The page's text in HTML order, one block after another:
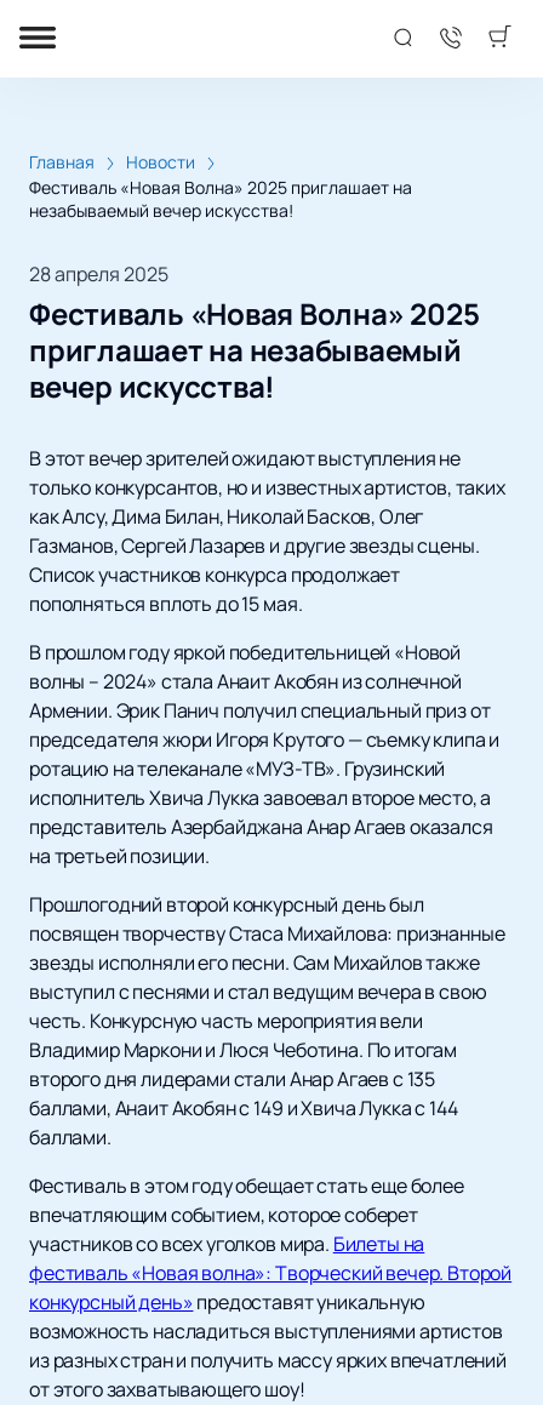
Главная
Новости
Фестиваль «Новая Волна» 2025 приглашает на
незабываемый вечер искусства!
28 апреля 2025
Фестиваль «Новая Волна» 2025
приглашает на незабываемый
вечер искусства!
В этот вечер зрителей ожидают выступления не
только конкурсантов, но и известных артистов, таких
как Алсу, Дима Билан, Николай Басков, Олег
Газманов, Сергей Лазарев и другие звезды сцены.
Список участников конкурса продолжает
пополняться вплоть до 15 мая.
В прошлом году яркой победительницей «Новой
волны – 2024» стала Анаит Акобян из солнечной
Армении. Эрик Панич получил специальный приз от
председателя жюри Игоря Крутого — съемку клипа и
ротацию на телеканале «МУЗ-ТВ». Грузинский
исполнитель Хвича Лукка завоевал второе место, а
представитель Азербайджана Анар Агаев оказался
на третьей позиции.
Прошлогодний второй конкурсный день был
посвящен творчеству Стаса Михайлова: признанные
звезды исполняли его песни. Сам Михайлов также
выступил с песнями и стал ведущим вечера в свою
честь. Конкурсную часть мероприятия вели
Владимир Маркони и Люся Чеботина. По итогам
второго дня лидерами стали Анар Агаев с 135
баллами, Анаит Акобян с 149 и Хвича Лукка с 144
баллами.
Фестиваль в этом году обещает стать еще более
впечатляющим событием, которое соберет
участников со всех уголков мира. Билеты на
фестиваль «Новая волна»: Творческий вечер. Второй
конкурсный день»предоставят уникальную
возможность насладиться выступлениями артистов
из разных стран и получить массу ярких впечатлений
от этого захватывающего шоу!